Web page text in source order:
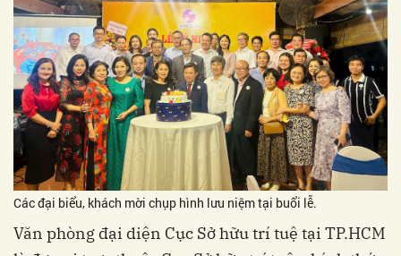
Các đại biểu, khách mời chụp hình lưu niệm tại buổi lễ.
Văn phòng đại diện Cục Sở hữu trí tuệ tại TP.HCM